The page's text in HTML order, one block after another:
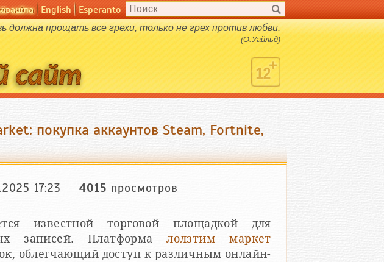
сайта English Esperanto
должна прощать все грехи, только не грех против любви.
(О.Уайльд)
покупка аккаунтов Steam, Fortnite,
17:23 4015 просмотров
известной торговой площадкой для
записей. Платформалолзтим маркет
облегчающий доступ к различным онлайн-